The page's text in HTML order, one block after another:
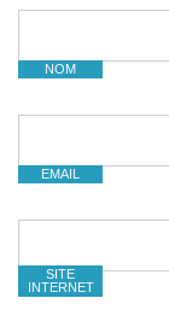
NOM
EMAIL
SITE
INTERNET